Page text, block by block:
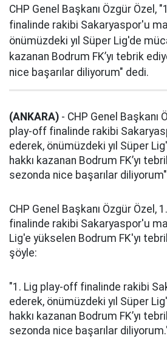
CHP Genel Başkanı Özgür Özel,
finalinde rakibi Sakaryaspor'u
önümüzdeki yıl Süper Lig'de
kazanan Bodrum FK’yı tebrik
nice başarılar diliyorum" dedi.
(ANKARA) - CHP Genel Başkanı
play-off finalinde rakibi
ederek, önümüzdeki yıl Süper
hakkı kazanan Bodrum FK’yı
sezonda nice başarılar diliyorum
CHP Genel Başkanı Özgür Özel,
finalinde rakibi Sakaryaspor'u
Lig'e yükselen Bodrum FK'yı
şöyle:
"1. Lig play-off finalinde rakibi
ederek, önümüzdeki yıl Süper
hakkı kazanan Bodrum FK’yı
sezonda nice başarılar